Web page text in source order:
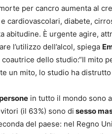
per cancro aumenta al
cardiovascolari, diabete,
abitudine. È urgente agire,
l’utilizzo dell’alcol, spiega
dello studio:“Il mito
un mito, lo studio ha distrutto
in tutto il mondo sono
(il 63%) sono di sesso
del paese: nel Regno